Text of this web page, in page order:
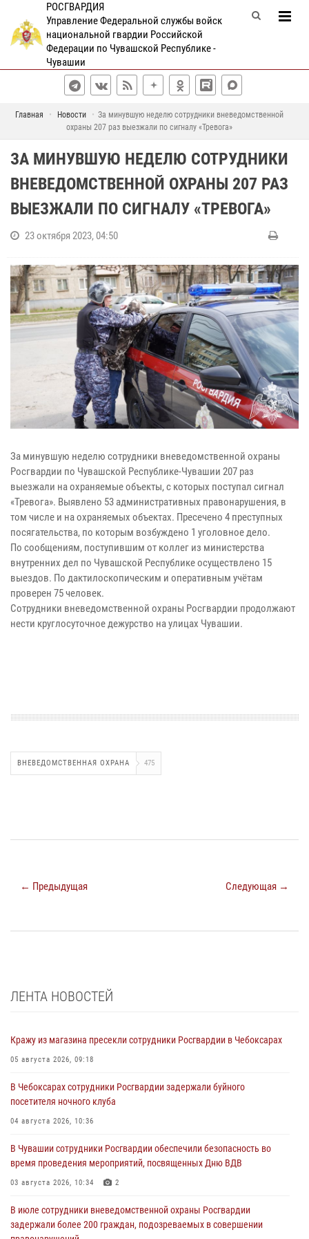
РОСГВАРДИЯ
Управление Федеральной службы войск
национальной гвардии Российской
Федерации по Чувашской Республике -
Чувашии
Главная Новости
За минувшую неделю сотрудники вневедомственной
охраны 207 раз выезжали по сигналу «Тревога»
ЗА МИНУВШУЮ НЕДЕЛЮ СОТРУДНИКИ
ВНЕВЕДОМСТВЕННОЙ ОХРАНЫ 207 РАЗ
ВЫЕЗЖАЛИ ПО СИГНАЛУ «ТРЕВОГА»
23 октября 2023, 04:50
За минувшую неделю сотрудники вневедомственной охраны
Росгвардии по Чувашской Республике-Чувашии 207 раз
выезжали на охраняемые объекты, с которых поступал сигнал
«Тревога». Выявлено 53 административных правонарушения, в
том числе и на охраняемых объектах. Пресечено 4 преступных
посягательства, по которым возбуждено 1 уголовное дело.
По сообщениям, поступившим от коллег из министерства
внутренних дел по Чувашской Республике осуществлено 15
выездов. По дактилоскопическим и оперативным учётам
проверен 75 человек.
Сотрудники вневедомственной охраны Росгвардии продолжают
нести круглосуточное дежурство на улицах Чувашии.
ВНЕВЕДОМСТВЕННАЯ ОХРАНА 475
← Предыдущая Следующая →
ЛЕНТА НОВОСТЕЙ
Кражу из магазина пресекли сотрудники Росгвардии в Чебоксарах
05 августа 2026, 09:18
В Чебоксарах сотрудники Росгвардии задержали буйного
посетителя ночного клуба
04 августа 2026, 10:36
В Чувашии сотрудники Росгвардии обеспечили безопасность во
время проведения мероприятий, посвященных Дню ВДВ
03 августа 2026, 10:34 2
В июле сотрудники вневедомственной охраны Росгвардии
задержали более 200 граждан, подозреваемых в совершении